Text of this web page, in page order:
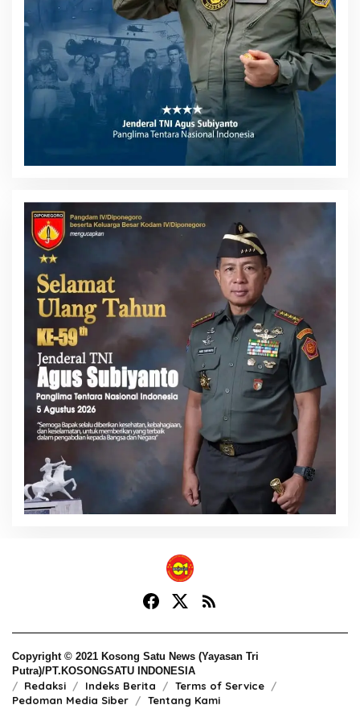
Copyright © 2021 Kosong Satu News (Yayasan Tri
Putra)/PT.KOSONGSATU INDONESIA
Redaksi Indeks Berita
Terms of Service
Pedoman Media Siber
Tentang Kami